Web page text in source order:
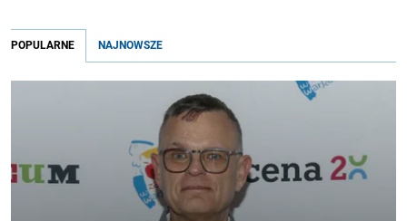
POPULARNE NAJNOWSZE